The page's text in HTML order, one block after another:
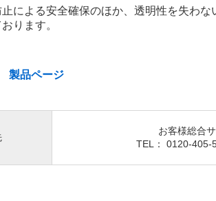
による安全確保のほか、透明性を失わ
ります。
製品ページ
お客様総合
TEL： 0120-405-